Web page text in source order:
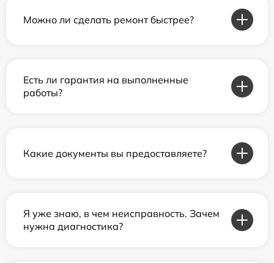
Можно ли сделать ремонт быстрее?
Есть ли гарантия на выполненные
работы?
Какие документы вы предоставляете?
Я уже знаю, в чем неисправность. Зачем
нужна диагностика?